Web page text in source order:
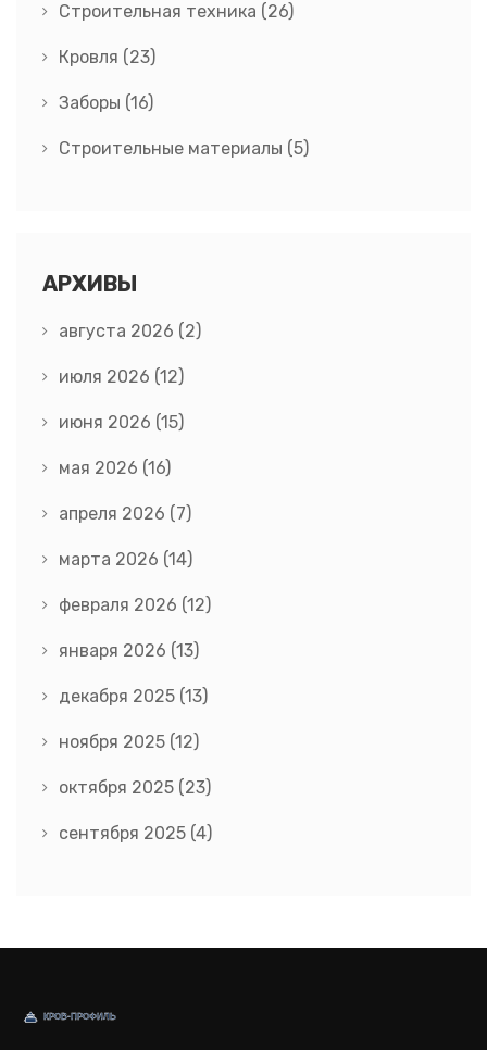
Строительная техника (26)
Кровля (23)
Заборы (16)
Строительные материалы (5)
АРХИВЫ
августа 2026 (2)
июля 2026 (12)
июня 2026 (15)
мая 2026 (16)
апреля 2026 (7)
марта 2026 (14)
февраля 2026 (12)
января 2026 (13)
декабря 2025 (13)
ноября 2025 (12)
октября 2025 (23)
сентября 2025 (4)